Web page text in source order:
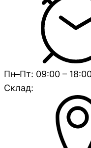
Пн–Пт: 09:00 –
Склад: